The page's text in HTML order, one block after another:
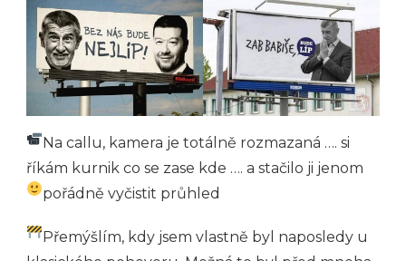
Na callu, kamera je totálně rozmazaná …. si
říkám kurnik co se zase kde …. a stačilo ji jenom
pořádně vyčistit průhled
Přemýšlím, kdy jsem vlastně byl naposledy u